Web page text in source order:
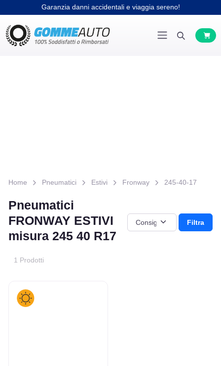
Garanzia danni accidentali e viaggia sereno!
Home Pneumatici Estivi Fronway 245-40-17
Pneumatici
FRONWAY ESTIVI
misura 245 40 R17
Filtra
1 Prodotti